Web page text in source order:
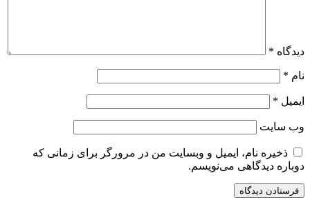
دیدگاه *
نام *
ایمیل *
وب‌ سایت
ذخیره نام، ایمیل و وبسایت من در مرورگر برای زمانی که
دوباره دیدگاهی می‌نویسم.